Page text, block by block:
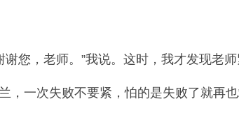
您，老师。”我说。这时，我才发现老师
，一次失败不要紧，怕的是失败了就再